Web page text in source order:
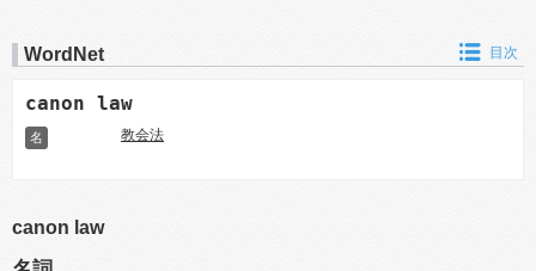
WordNet 目次
canon law
名 教会法
canon law